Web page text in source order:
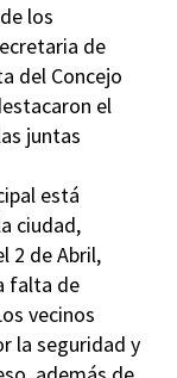
los
de
del Concejo
el
juntas
está
ciudad,
2 de Abril,
falta de
vecinos
la seguridad y